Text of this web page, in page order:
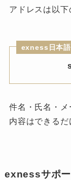
アドレスは以下
exness日本語
件名・氏名・
内容はできるだ
exnessサポ